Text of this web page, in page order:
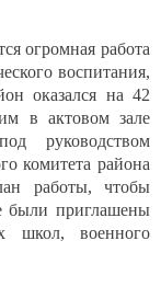
огромная работа
воспитания,
оказался на 42
в актовом зале
руководством
комитета района
работы, чтобы
были приглашены
школ, военного